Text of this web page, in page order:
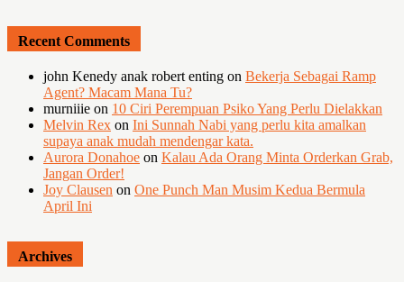
Recent Comments
john Kenedy anak robert enting on Bekerja Sebagai Ramp
Agent? Macam Mana Tu?
murniiie on 10 Ciri Perempuan Psiko Yang Perlu Dielakkan
Melvin Rex on Ini Sunnah Nabi yang perlu kita amalkan
supaya anak mudah mendengar kata.
Aurora Donahoe on Kalau Ada Orang Minta Orderkan Grab,
Jangan Order!
Joy Clausen on One Punch Man Musim Kedua Bermula
April Ini
Archives